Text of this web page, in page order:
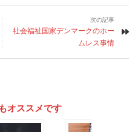
次の記事
社会福祉国家デンマークのホー
ムレス事情
オススメです